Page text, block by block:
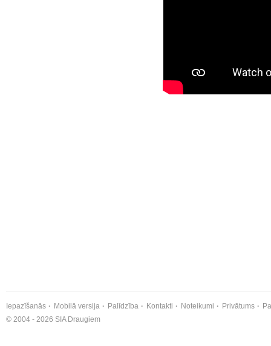
Iepazīšanās Mobilā versija Palīdzība Kontakti Noteikumi Privātums
© 2004 - 2026 SIA Draugiem